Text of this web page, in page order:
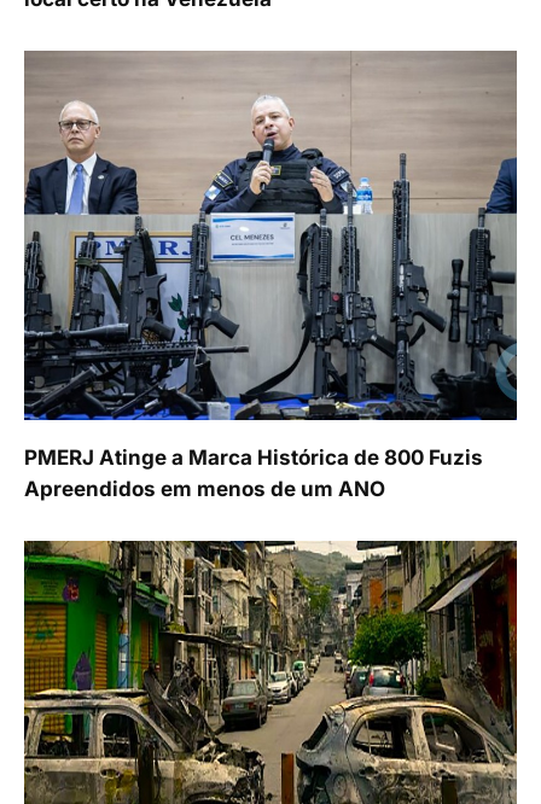
PMERJ Atinge a Marca Histórica de 800 Fuzis
Apreendidos em menos de um ANO